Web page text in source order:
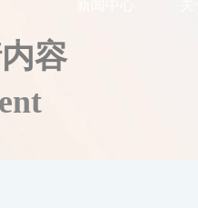
内容